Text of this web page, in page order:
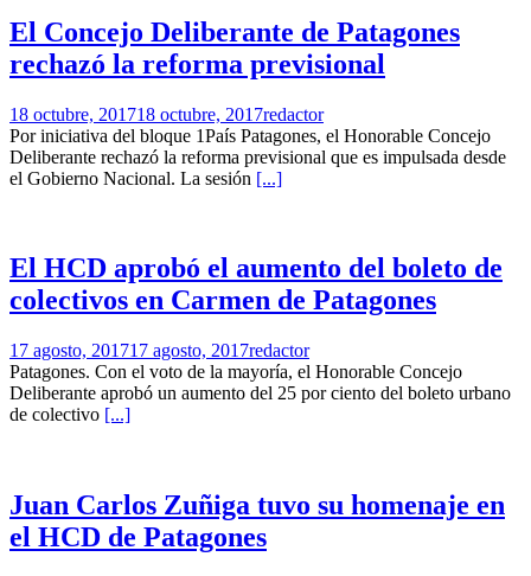
El Concejo Deliberante de Patagones
rechazó la reforma previsional
18 octubre, 201718 octubre, 2017redactor
Por iniciativa del bloque 1País Patagones, el Honorable Concejo
Deliberante rechazó la reforma previsional que es impulsada desde
el Gobierno Nacional. La sesión [...]
El HCD aprobó el aumento del boleto de
colectivos en Carmen de Patagones
17 agosto, 201717 agosto, 2017redactor
Patagones. Con el voto de la mayoría, el Honorable Concejo
Deliberante aprobó un aumento del 25 por ciento del boleto urbano
de colectivo [...]
Juan Carlos Zuñiga tuvo su homenaje en
el HCD de Patagones